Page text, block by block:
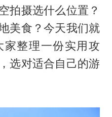
拍摄选什么位置？
美食？今天我们就
整理一份实用攻
选对适合自己的游